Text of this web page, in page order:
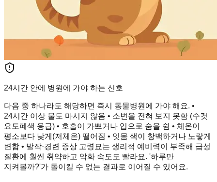
24시간 안에 병원에 가야 하는 신호
다음 중 하나라도 해당하면 즉시 동물병원에 가야 해요. •
24시간 이상 물도 마시지 않음 • 소변을 전혀 보지 못함 (수컷
요도폐색 응급) • 호흡이 가쁘거나 입으로 숨을 쉼 • 체온이
평소보다 낮게(저체온) 떨어짐 • 잇몸 색이 창백하거나 노랗게
변함 • 발작·경련 증상 고령묘는 생리적 예비력이 부족해 급성
질환에 훨씬 취약하고 악화 속도도 빨라요. '하루만
지켜볼까?'가 돌이킬 수 없는 결과로 이어질 수 있어요.